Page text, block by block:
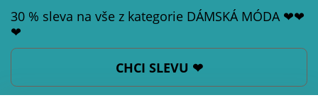
30 % sleva na vše z kategorie DÁMSKÁ MÓDA ❤❤
❤
CHCI SLEVU ❤